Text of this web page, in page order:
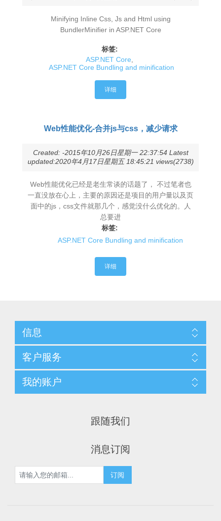
Minifying Inline Css, Js and Html using
BundlerMinifier in ASP.NET Core
标签:
ASP.NET Core
ASP.NET Core Bundling and minification
详细
Web性能优化-合并js与css，减少请求
Created: -2015年10月26日星期一 22:37:54 Latest
updated:2020年4月17日星期五 18:45:21 views(2738)
Web性能优化已经是老生常谈的话题了， 不过笔者也
一直没放在心上，主要的原因还是项目的用户量以及页
面中的js，css文件就那几个，感觉没什么优化的。人
总要进
标签:
ASP.NET Core Bundling and minification
详细
信息
客户服务
我的账户
跟随我们
消息订阅